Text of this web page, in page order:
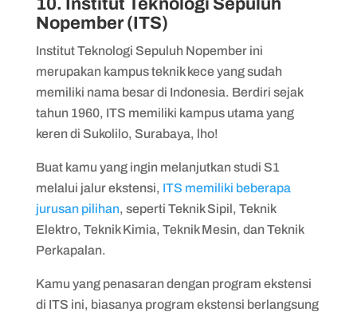
10. Institut Teknologi Sepuluh
Nopember (ITS)
Institut Teknologi Sepuluh Nopember ini
merupakan kampus teknik kece yang sudah
memiliki nama besar di Indonesia. Berdiri sejak
tahun 1960, ITS memiliki kampus utama yang
keren di Sukolilo, Surabaya, lho!
Buat kamu yang ingin melanjutkan studi S1
melalui jalur ekstensi, ITS memiliki beberapa
jurusan pilihan, seperti Teknik Sipil, Teknik
Elektro, Teknik Kimia, Teknik Mesin, dan Teknik
Perkapalan.
Kamu yang penasaran dengan program ekstensi
di ITS ini, biasanya program ekstensi berlangsung